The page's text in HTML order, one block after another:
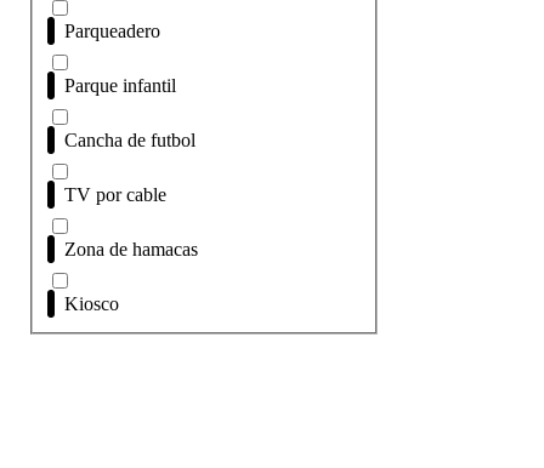
Parqueadero
Parque infantil
Cancha de futbol
TV por cable
Zona de hamacas
Kiosco